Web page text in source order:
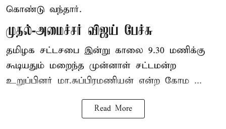
கொண்டு வந்தார்.
முதல்-அமைச்சர் விஜய் பேச்சு
தமிழக சட்டசபை இன்று காலை 9.30 மணிக்கு
கூடியதும் மறைந்த முன்னாள் சட்டமன்ற
உறுப்பினர் மா.சுப்பிரமணியன் என்ற கோம ...
Read More